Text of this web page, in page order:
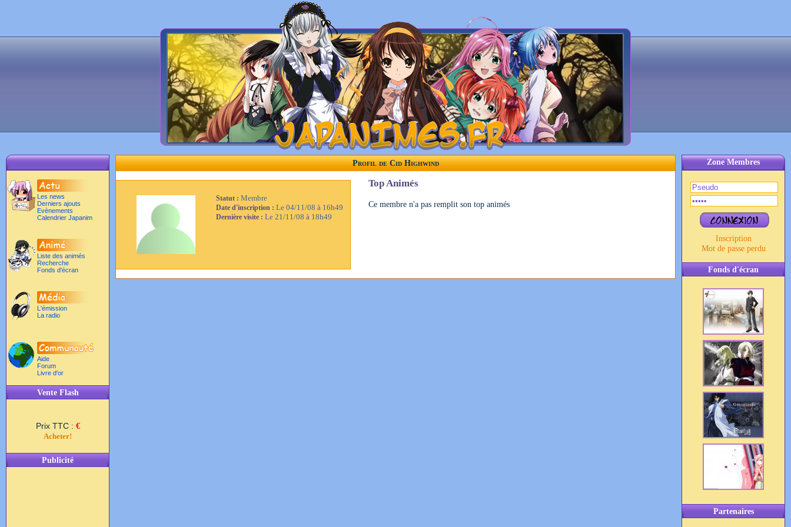
Les news
Derniers ajouts
Evènements
Calendrier Japanim
Liste des animés
Recherche
Fonds d'écran
L'émission
La radio
Aide
Forum
Livre d'or
Vente Flash
Prix TTC : €
Acheter!
Publicité
Zone Membres
Inscription
Mot de passe perdu
Fonds d'écran
Partenaires
Profil de Cid Highwind
Statut : Membre
Date d'inscription : Le 04/11/08 à 16h49
Dernière visite : Le 21/11/08 à 18h49
Top Animés
Ce membre n'a pas remplit son top animés